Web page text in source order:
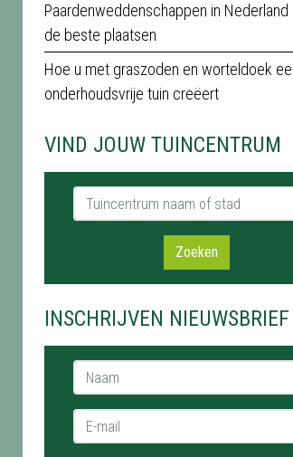
Paardenweddenschappen in Nederland
de beste plaatsen
Hoe u met graszoden en worteldoek
onderhoudsvrije tuin creëert
VIND JOUW TUINCENTRUM
Tuincentrum naam of stad
Zoeken
INSCHRIJVEN NIEUWSBRIEF
Naam *
E-mail *